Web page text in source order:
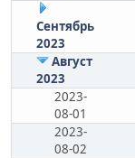
Сентябрь
2023
Август
2023
2023-
08-01
2023-
08-02